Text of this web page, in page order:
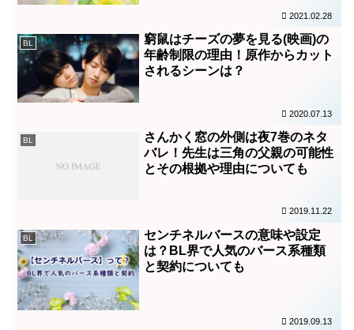
2021.02.28
BL
窮鼠はチーズの夢を見る(映画)の
年齢制限の理由！原作からカット
されるシーンは？
2020.07.13
BL
さんかく窓の外側は夜7巻のネタ
バレ！先生は三角の父親の可能性
とその根拠や理由についても
2019.11.22
BL
センチネルバースの意味や設定
は？BL界で人気のバース系種類
と契約についても
2019.09.13